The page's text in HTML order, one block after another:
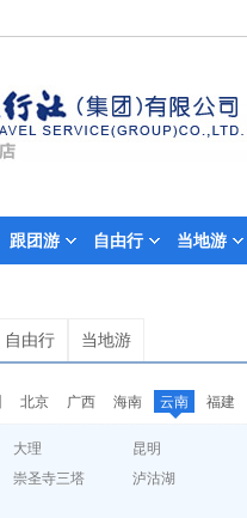
跟团游 自由行 当地游
自由行 当地游
北京 广西 海南 云南 福建
大理
昆明
崇圣寺三塔
泸沽湖